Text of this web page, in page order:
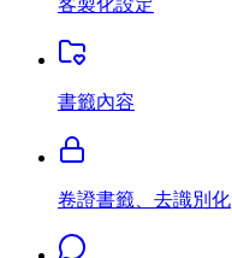
客製化設定
書籤內容
卷證書籤、去識別化